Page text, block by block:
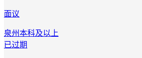
面议
泉州本科及以上
已过期